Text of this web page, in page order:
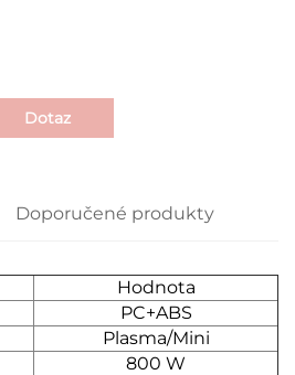
Dotaz
Doporučené produkty
Hodnota
PC+ABS
Plasma/Mini
800 W